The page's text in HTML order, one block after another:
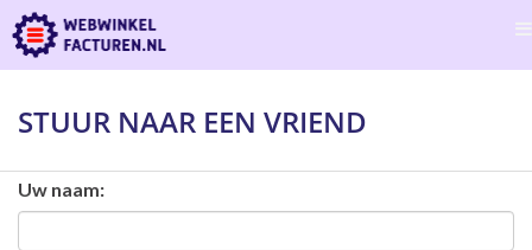
STUUR NAAR EEN VRIEND
Uw naam: